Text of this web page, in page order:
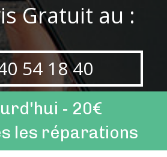
Gratuit au :
54 18 40
- 20€
les réparations